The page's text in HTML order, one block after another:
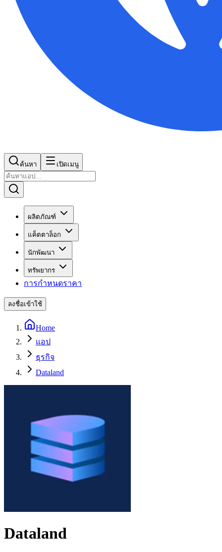
ค้นหา เปิดเมนู
ผลิตภัณฑ์
แค็ตตาล็อก
นักพัฒนา
ทรัพยากร
การกำหนดราคา
ลงชื่อเข้าใช้
Home
แอป
ธุรกิจ
Dataland
Dataland